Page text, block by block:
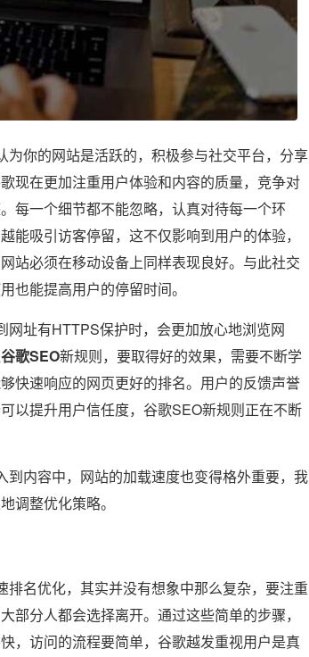
你的网站是活跃的，积极参与社交平台，分享
现在更加注重用户体验和内容的质量，竞争对
每一个细节都不能忽略，认真对待每一个环
吸引访客停留，这不仅影响到用户的体验，
站必须在移动设备上同样表现良好。与此社交
也能提高用户的停留时间。
址有HTTPS保护时，会更加放心地浏览网
谷歌SEO新规则，要取得好的效果，需要不断学
快速响应的网页更好的排名。用户的反馈声誉
以提升用户信任度，谷歌SEO新规则正在不断
内容中，网站的加载速度也变得格外重要，我
调整优化策略。
名优化，其实并没有想象中那么复杂，要注重
分人都会选择离开。通过这些简单的步骤，
，访问的流程要简单，谷歌越发重视用户是真